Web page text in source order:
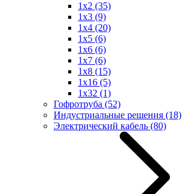
1x2 (35)
1x3 (9)
1x4 (20)
1x5 (6)
1x6 (6)
1x7 (6)
1x8 (15)
1x16 (5)
1x32 (1)
Гофротруба (52)
Индустриальные решения (18)
Электрический кабель (80)